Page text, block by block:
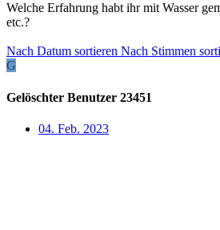
Welche Erfahrung habt ihr mit Wasser
etc.?
Nach Datum sortieren Nach Stimmen
G
Gelöschter Benutzer 23451
04. Feb. 2023